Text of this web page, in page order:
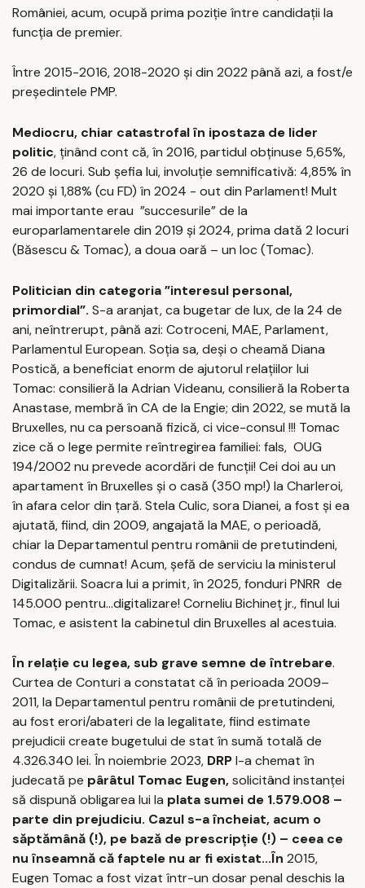
României, acum, ocupă prima poziție între candidații la
funcția de premier.
Între 2015-2016, 2018-2020 și din 2022 până azi, a fost/e
președintele PMP.
Mediocru, chiar catastrofal în ipostaza de lider
politic, ținând cont că, în 2016, partidul obținuse 5,65%,
26 de locuri. Sub șefia lui, involuție semnificativă: 4,85% în
2020 și 1,88% (cu FD) în 2024 - out din Parlament! Mult
mai importante erau ”succesurile” de la
europarlamentarele din 2019 și 2024, prima dată 2 locuri
(Băsescu & Tomac), a doua oară – un loc (Tomac).
Politician din categoria ”interesul personal,
primordial”. S-a aranjat, ca bugetar de lux, de la 24 de
ani, neîntrerupt, până azi: Cotroceni, MAE, Parlament,
Parlamentul European. Soția sa, deși o cheamă Diana
Postică, a beneficiat enorm de ajutorul relațiilor lui
Tomac: consilieră la Adrian Videanu, consilieră la Roberta
Anastase, membră în CA de la Engie; din 2022, se mută la
Bruxelles, nu ca persoană fizică, ci vice-consul !!! Tomac
zice că o lege permite reîntregirea familiei: fals, OUG
194/2002 nu prevede acordări de funcții! Cei doi au un
apartament în Bruxelles și o casă (350 mp!) la Charleroi,
în afara celor din țară. Stela Culic, sora Dianei, a fost și ea
ajutată, fiind, din 2009, angajată la MAE, o perioadă,
chiar la Departamentul pentru românii de pretutindeni,
condus de cumnat! Acum, șefă de serviciu la ministerul
Digitalizării. Soacra lui a primit, în 2025, fonduri PNRR de
145.000 pentru...digitalizare! Corneliu Bichineț jr., finul lui
Tomac, e asistent la cabinetul din Bruxelles al acestuia.
În relație cu legea, sub grave semne de întrebare.
Curtea de Conturi a constatat că în perioada 2009–
2011, la Departamentul pentru românii de pretutindeni,
au fost erori/abateri de la legalitate, fiind estimate
prejudicii create bugetului de stat în sumă totală de
4.326.340 lei. În noiembrie 2023, DRPl-a chemat în
judecată pe pârâtul Tomac Eugen,solicitând instanței
să dispună obligarea lui la plata sumei de 1.579.008 –
parte din prejudiciu. Cazul s-a încheiat, acum o
săptămână (!), pe bază de prescripție (!) – ceea ce
nu înseamnă că faptele nu ar fi existat...În 2015,
Eugen Tomac a fost vizat într-un dosar penal deschis la